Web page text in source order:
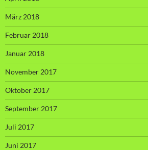
März 2018
Februar 2018
Januar 2018
November 2017
Oktober 2017
September 2017
Juli 2017
Juni 2017